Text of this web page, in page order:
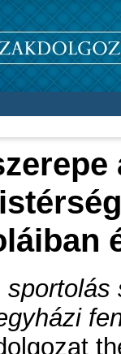
sportolás